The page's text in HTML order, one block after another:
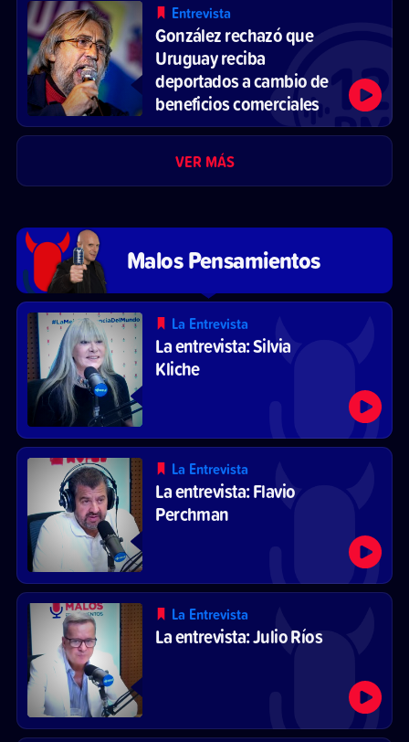
Entrevista
González rechazó que
Uruguay reciba
deportados a cambio de
beneficios comerciales
VER MÁS
Malos Pensamientos
La Entrevista
La entrevista: Silvia
Kliche
La Entrevista
La entrevista: Flavio
Perchman
La Entrevista
La entrevista: Julio Ríos